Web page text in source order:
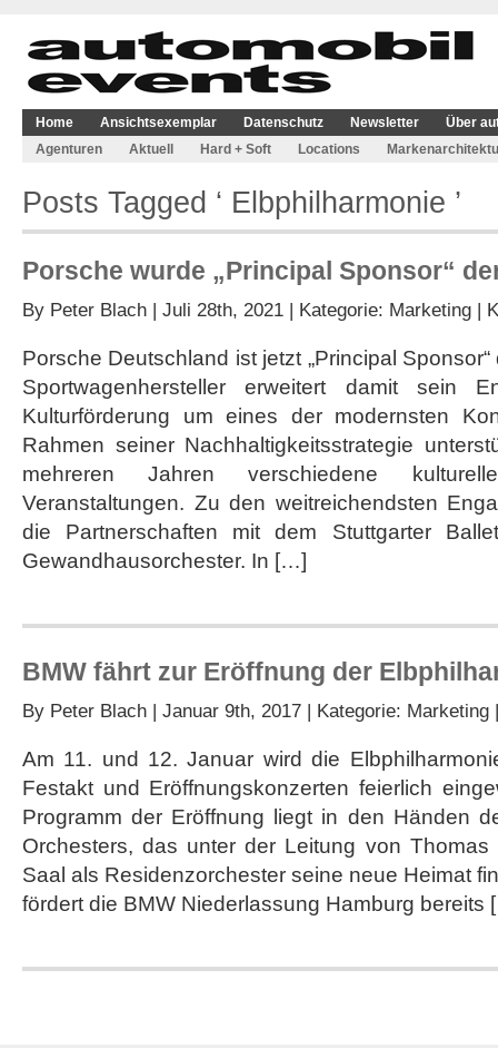
Home Ansichtsexemplar Datenschutz Newsletter
Über
Agenturen
Aktuell Hard + Soft Locations
Posts Tagged ‘ Elbphilharmonie ’
Porsche wurde „Principal Sponsor“
By Peter Blach | Juli 28th, 2021 | Kategorie: Marketing |
Porsche Deutschland ist jetzt „Principal
Sportwagenhersteller erweitert damit sein
Kulturförderung um eines der modernsten
Rahmen seiner Nachhaltigkeitsstrategie
mehreren Jahren verschiedene
Veranstaltungen. Zu den weitreichendsten
die Partnerschaften mit dem Stuttgarter
Gewandhausorchester. In […]
BMW fährt zur Eröffnung der
By Peter Blach | Januar 9th, 2017 | Kategorie: Marketing
Am 11. und 12. Januar wird die
Festakt und Eröffnungskonzerten feierlich
Programm der Eröffnung liegt in den Händen
Orchesters, das unter der Leitung von
Saal als Residenzorchester seine neue Heimat
fördert die BMW Niederlassung Hamburg bereits